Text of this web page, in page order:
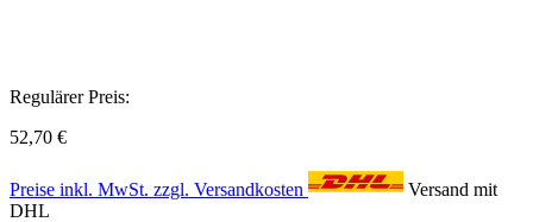
Regulärer Preis:
52,70 €
Preise inkl. MwSt. zzgl. Versandkosten
Versand mit
DHL